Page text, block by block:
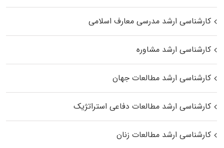
کارشناسی ارشد مدرسی معارف اسلامی
کارشناسی ارشد مشاوره
کارشناسی ارشد مطالعات جهان
کارشناسی ارشد مطالعات دفاعی استراتژیک
کارشناسی ارشد مطالعات زنان